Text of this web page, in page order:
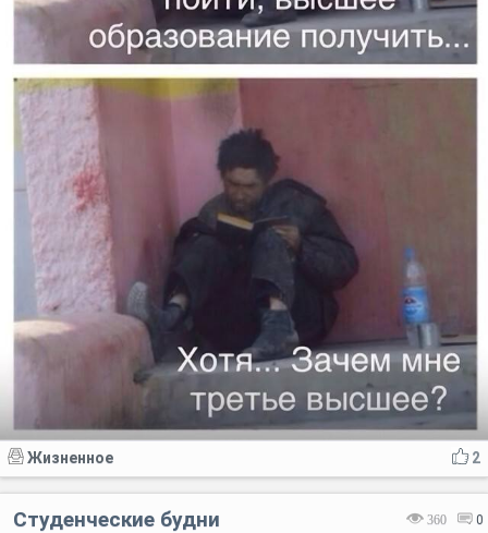
2
Жизненное
360 0
Студенческие будни